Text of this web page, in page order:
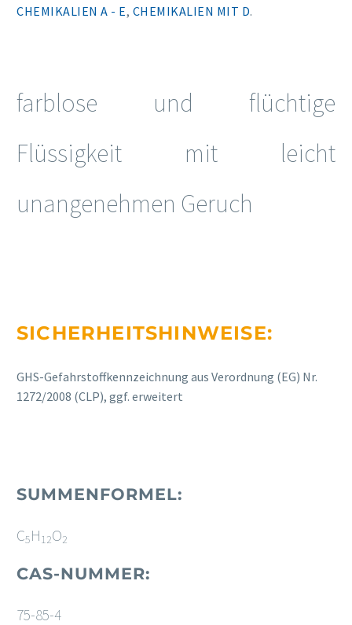
CHEMIKALIEN A - E, CHEMIKALIEN MIT D.
farblose und flüchtige
Flüssigkeit mit leicht
unangenehmen Geruch
SICHERHEITSHINWEISE:
GHS-Gefahrstoffkennzeichnung aus Verordnung (EG) Nr.
1272/2008 (CLP), ggf. erweitert
SUMMENFORMEL:
C5H12O2
CAS-NUMMER:
75-85-4